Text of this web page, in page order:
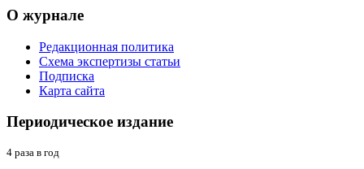
О журнале
Редакционная политика
Схема экспертизы статьи
Подписка
Карта сайта
Периодическое издание
4 раза в год